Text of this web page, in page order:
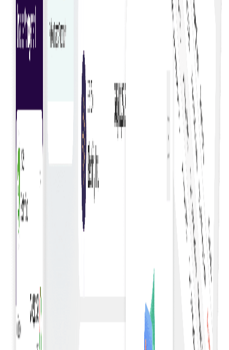
Prilagodljivi predlošci
Koristite prilagodljive predloške računa za profesionalne
i prilagođene račune.
Besprijekorna integracija
Integrirajte se s postojećim računovodstvenim sustavima
za jedinstveno upravljanje i usklađivanje računa.
Smanjenje pogrešaka
Smanjite pogreške u fakturiranju automatskim
provjerama i validacijama za bolju točnost i manje
sporova.